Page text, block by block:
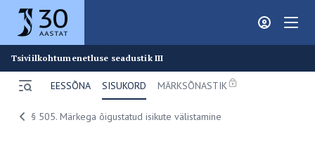
Juura
Tsiviilkohtumenetluse seadustik III
Ava menüü
EESSÕNA SISUKORD MÄRKSÕNASTIK
Breadcrumbs
§ 505. Märkega õigustatud isikute välistamine